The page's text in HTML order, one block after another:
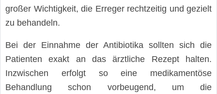
großer Wichtigkeit, die Erreger rechtzeitig und gezielt
zu behandeln.
Bei der Einnahme der Antibiotika sollten sich die
Patienten exakt an das ärztliche Rezept halten.
Inzwischen erfolgt so eine medikamentöse
Behandlung schon vorbeugend, um die